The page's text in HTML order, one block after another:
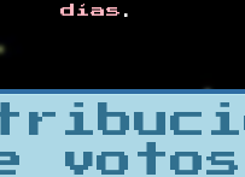
días .
votos